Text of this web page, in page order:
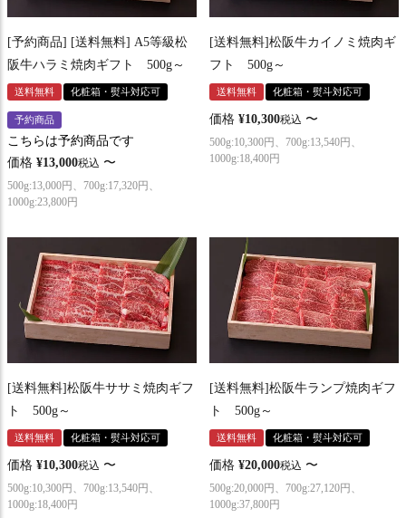
[予約商品] [送料無料] A5等級松
阪牛ハラミ焼肉ギフト 500g～
送料無料 化粧箱・熨斗対応可
予約商品
こちらは予約商品です
価格 ¥13,000税込 〜
500g:13,000円、700g:17,320円、
1000g:23,800円
[送料無料]松阪牛カイノミ焼肉ギ
フト 500g～
送料無料 化粧箱・熨斗対応可
価格 ¥10,300税込 〜
500g:10,300円、700g:13,540円、
1000g:18,400円
[送料無料]松阪牛ササミ焼肉ギフ
ト 500g～
送料無料 化粧箱・熨斗対応可
価格 ¥10,300税込 〜
500g:10,300円、700g:13,540円、
1000g:18,400円
[送料無料]松阪牛ランプ焼肉ギフ
ト 500g～
送料無料 化粧箱・熨斗対応可
価格 ¥20,000税込 〜
500g:20,000円、700g:27,120円、
1000g:37,800円